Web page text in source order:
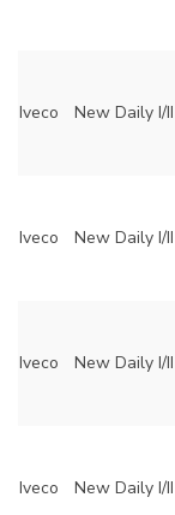
Iveco New Daily I/II
Iveco New Daily I/II
Iveco New Daily I/II
Iveco New Daily I/II